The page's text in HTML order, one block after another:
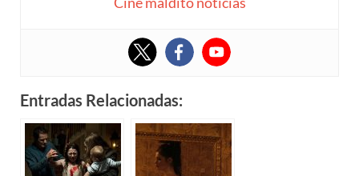
Entradas Relacionadas: